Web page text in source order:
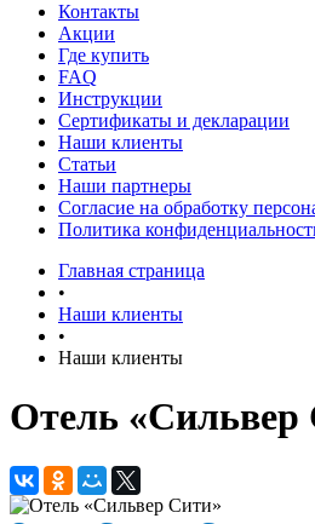
Контакты
Акции
Где купить
FAQ
Инструкции
Сертификаты и декларации
Наши клиенты
Статьи
Наши партнеры
Согласие на обработку
Политика
Главная страница
•
Наши клиенты
•
Наши клиенты
Отель «Сильвер